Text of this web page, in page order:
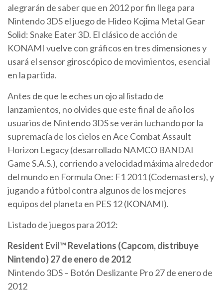
alegrarán de saber que en 2012 por fin llega para
Nintendo 3DS el juego de Hideo Kojima Metal Gear
Solid: Snake Eater 3D. El clásico de acción de
KONAMI vuelve con gráficos en tres dimensiones y
usará el sensor giroscópico de movimientos, esencial
en la partida.
Antes de que le eches un ojo al listado de
lanzamientos, no olvides que este final de año los
usuarios de Nintendo 3DS se verán luchando por la
supremacía de los cielos en Ace Combat Assault
Horizon Legacy (desarrollado NAMCO BANDAI
Game S.A.S.), corriendo a velocidad máxima alrededor
del mundo en Formula One: F1 2011 (Codemasters), y
jugando a fútbol contra algunos de los mejores
equipos del planeta en PES 12 (KONAMI).
Listado de juegos para 2012:
Resident Evil™ Revelations (Capcom, distribuye
Nintendo) 27 de enero de 2012
Nintendo 3DS – Botón Deslizante Pro 27 de enero de
2012